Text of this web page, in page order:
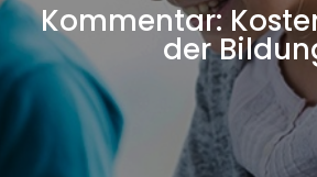
Kommentar:
der